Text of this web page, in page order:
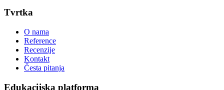
Tvrtka
O nama
Reference
Recenzije
Kontakt
Česta pitanja
Edukacijska platforma